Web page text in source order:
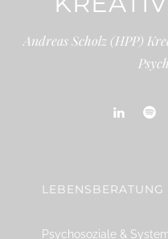
Andreas Scholz (HPP)
LEBENSBERATUNG
Psychosoziale &